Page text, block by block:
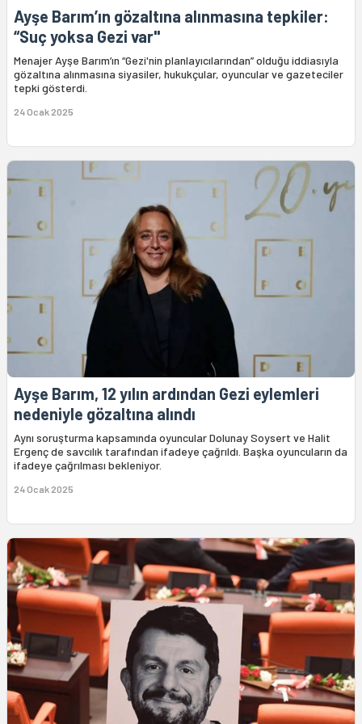
Ayşe Barım’ın gözaltına alınmasına tepkiler:
“Suç yoksa Gezi var"
Menajer Ayşe Barım’ın “Gezi'nin planlayıcılarından” olduğu iddiasıyla
gözaltına alınmasına siyasiler, hukukçular, oyuncular ve gazeteciler
tepki gösterdi.
24 Ocak 2025
Ayşe Barım, 12 yılın ardından Gezi eylemleri
nedeniyle gözaltına alındı
Aynı soruşturma kapsamında oyuncular Dolunay Soysert ve Halit
Ergenç de savcılık tarafından ifadeye çağrıldı. Başka oyuncuların da
ifadeye çağrılması bekleniyor.
24 Ocak 2025